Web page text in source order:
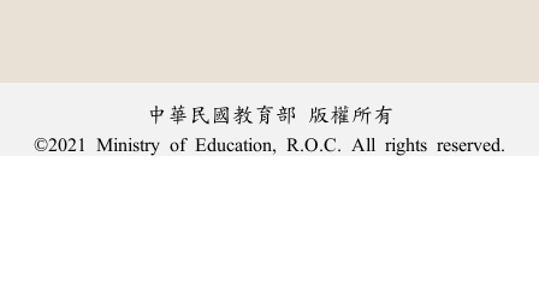
中華民國教育部 版權所有
©2021 Ministry of Education, R.O.C. All rights reserved.